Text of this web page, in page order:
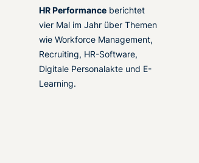
HR Performance berichtet
vier Mal im Jahr über Themen
wie Workforce Management,
Recruiting, HR-Software,
Digitale Personalakte und E-
Learning.